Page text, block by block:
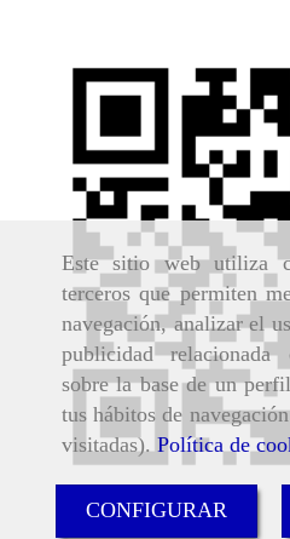
Este sitio web utiliza
terceros que permiten
navegación, analizar el
publicidad relacionada
sobre la base de un
tus hábitos de
visitadas). Política de
CONFIGURAR